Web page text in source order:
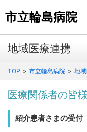
市立輪島病院
黒
診療のご案内
地域医療連携
手続き・採用情報
地域医療連携
TOP 市立輪島病院 地
医療関係者の皆
紹介患者さまの受付